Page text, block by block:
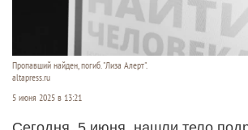
Пропавший найден, погиб. "Лиза Алерт".
altapress.ru
5 июня 2025 в 13:21